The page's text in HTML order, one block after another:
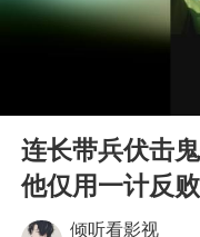
Play
连长带兵伏击
他仅用一计反
倾听看影视